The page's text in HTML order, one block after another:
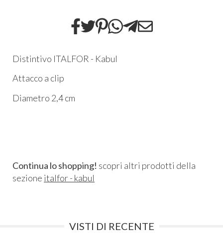
Distintivo ITALFOR - Kabul
Attacco a clip
Diametro 2,4 cm
Continua lo shopping! scopri altri prodotti della
sezione italfor - kabul
VISTI DI RECENTE